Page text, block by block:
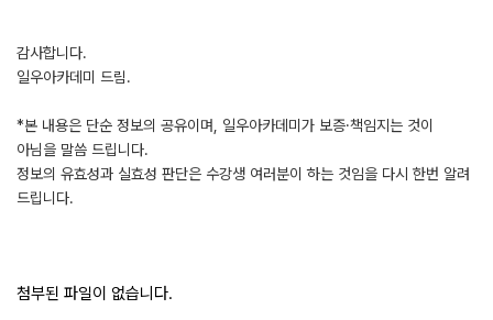
감사합니다.
일우아카데미 드림.
*본 내용은 단순 정보의 공유이며, 일우아카데미가 보증·책임지는 것이
아님을 말씀 드립니다.
정보의 유효성과 실효성 판단은 수강생 여러분이 하는 것임을 다시 한번 알려
드립니다.
첨부된 파일이 없습니다.